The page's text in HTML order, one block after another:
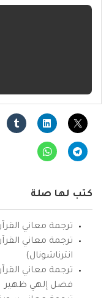
كتب لها صلة
ترجمة معاني
ترجمة معاني
انترناشونال)
ترجمة معاني
فضل إلهي ظهير